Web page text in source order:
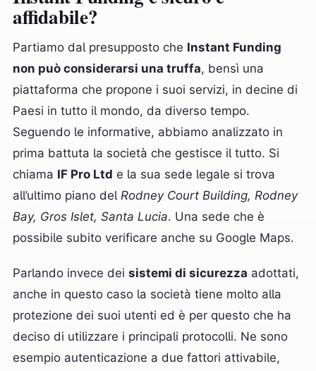
affidabile?
Partiamo dal presupposto che Instant Funding
non può considerarsi una truffa, bensì una
piattaforma che propone i suoi servizi, in decine di
Paesi in tutto il mondo, da diverso tempo.
Seguendo le informative, abbiamo analizzato in
prima battuta la società che gestisce il tutto. Si
chiama IF Pro Ltd e la sua sede legale si trova
all’ultimo piano del Rodney Court Building, Rodney
Bay, Gros Islet, Santa Lucia. Una sede che è
possibile subito verificare anche su Google Maps.
Parlando invece dei sistemi di sicurezza adottati,
anche in questo caso la società tiene molto alla
protezione dei suoi utenti ed è per questo che ha
deciso di utilizzare i principali protocolli. Ne sono
esempio autenticazione a due fattori attivabile,